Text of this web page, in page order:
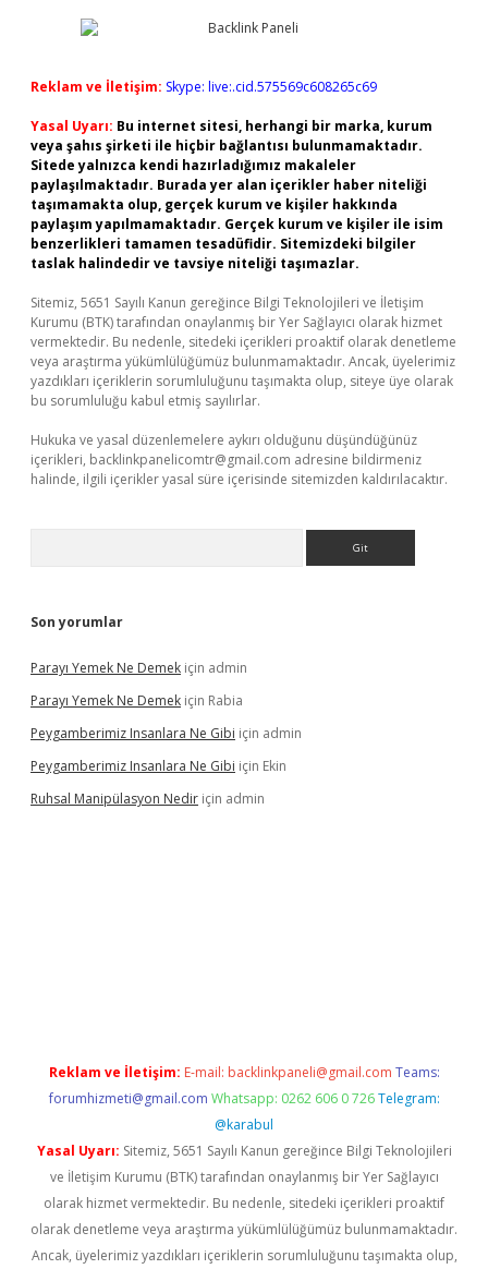
Reklam ve İletişim: Skype: live:.cid.575569c608265c69
Yasal Uyarı: Bu internet sitesi, herhangi bir marka, kurum
veya şahıs şirketi ile hiçbir bağlantısı bulunmamaktadır.
Sitede yalnızca kendi hazırladığımız makaleler
paylaşılmaktadır. Burada yer alan içerikler haber niteliği
taşımamakta olup, gerçek kurum ve kişiler hakkında
paylaşım yapılmamaktadır. Gerçek kurum ve kişiler ile isim
benzerlikleri tamamen tesadüfidir. Sitemizdeki bilgiler
taslak halindedir ve tavsiye niteliği taşımazlar.
Sitemiz, 5651 Sayılı Kanun gereğince Bilgi Teknolojileri ve İletişim
Kurumu (BTK) tarafından onaylanmış bir Yer Sağlayıcı olarak hizmet
vermektedir. Bu nedenle, sitedeki içerikleri proaktif olarak denetleme
veya araştırma yükümlülüğümüz bulunmamaktadır. Ancak, üyelerimiz
yazdıkları içeriklerin sorumluluğunu taşımakta olup, siteye üye olarak
bu sorumluluğu kabul etmiş sayılırlar.
Hukuka ve yasal düzenlemelere aykırı olduğunu düşündüğünüz
içerikleri, backlinkpanelicomtr@gmail.com adresine bildirmeniz
halinde, ilgili içerikler yasal süre içerisinde sitemizden kaldırılacaktır.
Son yorumlar
Parayı Yemek Ne Demek için admin
Parayı Yemek Ne Demek için Rabia
Peygamberimiz Insanlara Ne Gibi için admin
Peygamberimiz Insanlara Ne Gibi için Ekin
Ruhsal Manipülasyon Nedir için admin
Reklam ve İletişim: E-mail: backlinkpaneli@gmail.com Teams:
forumhizmeti@gmail.com Whatsapp: 0262 606 0 726 Telegram:
@karabul
Yasal Uyarı: Sitemiz, 5651 Sayılı Kanun gereğince Bilgi Teknolojileri
ve İletişim Kurumu (BTK) tarafından onaylanmış bir Yer Sağlayıcı
olarak hizmet vermektedir. Bu nedenle, sitedeki içerikleri proaktif
olarak denetleme veya araştırma yükümlülüğümüz bulunmamaktadır.
Ancak, üyelerimiz yazdıkları içeriklerin sorumluluğunu taşımakta olup,